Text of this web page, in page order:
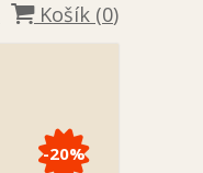
Košík (0)
-20%